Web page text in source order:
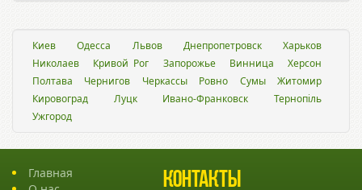
Киев Одесса Львов Днепропетровск
Харьков
Николаев
Кривой Рог Запорожье Винница
Херсон
Полтава
Чернигов Черкассы Ровно Сумы
Житомир
Кировоград
Луцк Ивано-Франковск
Тернопіль
Ужгород
Главная
Контакты